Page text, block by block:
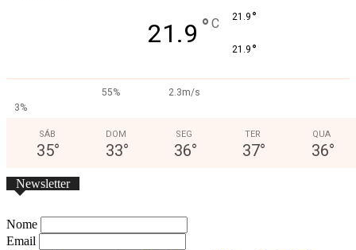
21.9 ° C 21.9 °
21.9 °
55%
2.3m/s
3%
SÁB
35°
DOM
33°
SEG
36°
TER
37°
QUA
36°
Newsletter
Nome
Email